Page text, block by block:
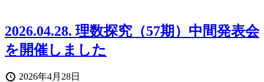
2026.04.28. 理数探究（57期）中間発表会
を開催しました
投
2026年4月28日